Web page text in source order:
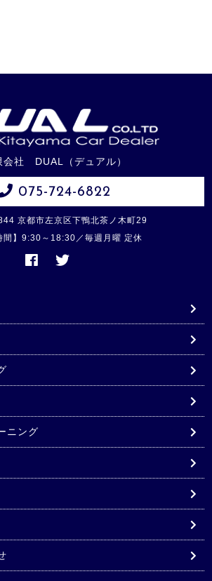
会社 DUAL（デュアル）
075-724-6822
京都市左京区下鴨北茶ノ木町29
間】9:30～18:30／毎週月曜 定休
ニング